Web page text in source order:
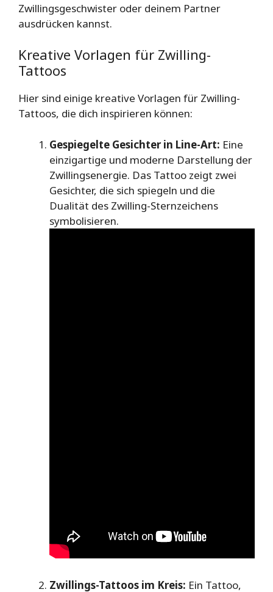
Zwillingsgeschwister oder deinem Partner
ausdrücken kannst.
Kreative Vorlagen für Zwilling-
Tattoos
Hier sind einige kreative Vorlagen für Zwilling-
Tattoos, die dich inspirieren können:
Gespiegelte Gesichter in Line-Art: Eine
einzigartige und moderne Darstellung der
Zwillingsenergie. Das Tattoo zeigt zwei
Gesichter, die sich spiegeln und die
Dualität des Zwilling-Sternzeichens
symbolisieren.
Zwillings-Tattoos im Kreis: Ein Tattoo,